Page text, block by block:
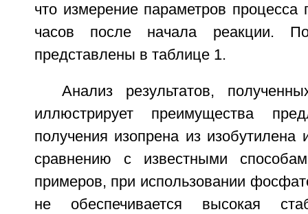
что измерение параметров процесса
часов после начала реакции.
представлены в таблице 1.
Анализ результатов,
иллюстрирует преимущества
получения изопрена из
сравнению с известными
примеров, при использовании
не обеспечивается высокая